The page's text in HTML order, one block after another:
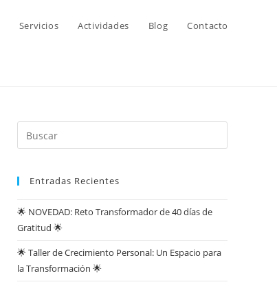
Servicios Actividades Blog Contacto
Entradas Recientes
🌟 NOVEDAD: Reto Transformador de 40 días de
Gratitud 🌟
🌟 Taller de Crecimiento Personal: Un Espacio para
la Transformación 🌟